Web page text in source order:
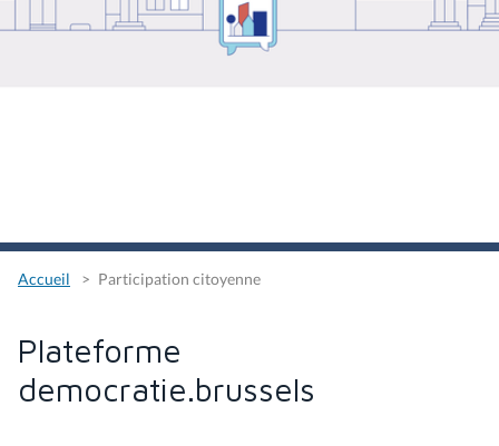
Accueil Participation citoyenne
Plateforme
democratie.brussels